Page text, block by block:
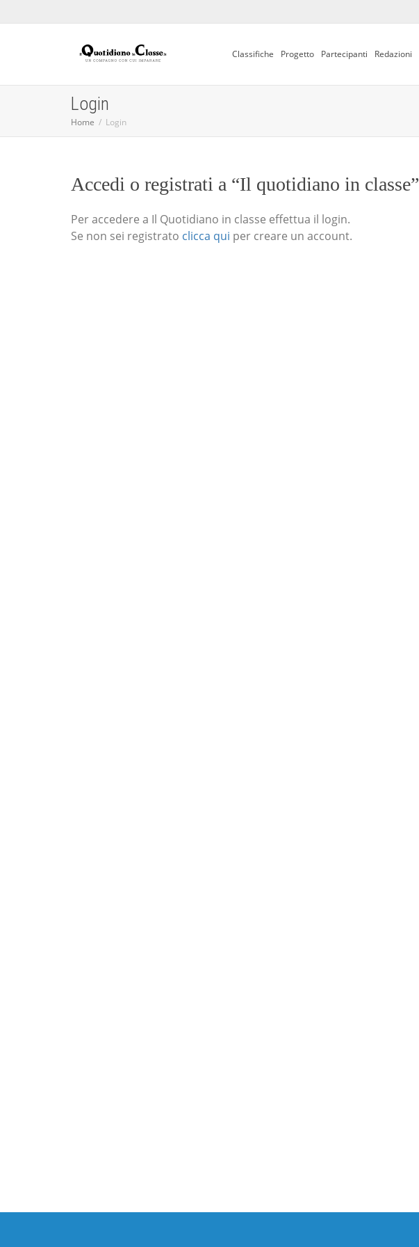
Classifiche Progetto Partecipanti Redazioni
Login
Home Login
Accedi o registrati a “Il quotidiano in classe”
Per accedere a Il Quotidiano in classe effettua il login.
Se non sei registrato clicca qui per creare un account.